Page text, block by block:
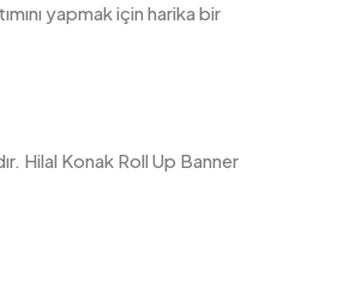
yapmak için harika bir
Hilal Konak Roll Up Banner